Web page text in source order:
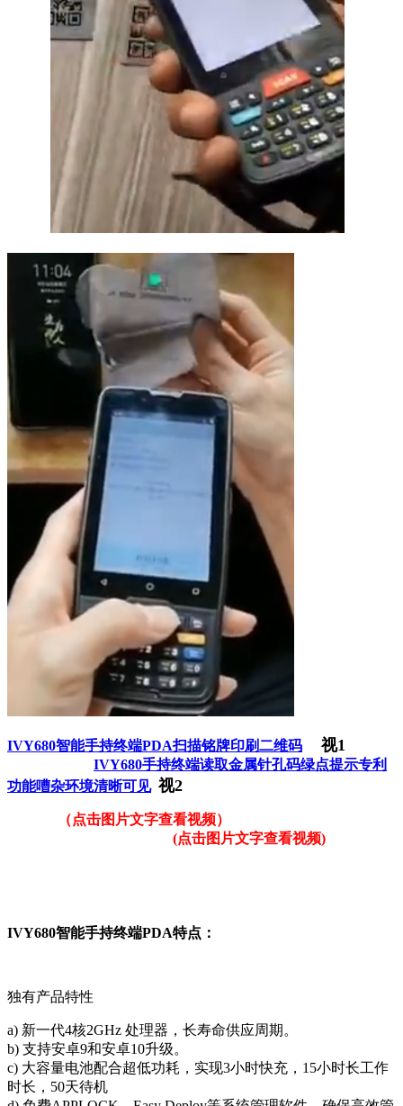
IVY680智能手持终端PDA扫描铭牌印刷二维码 视1
IVY680手持终端读取金属针孔码绿点提示专利
功能嘈杂环境清晰可见 视2
（点击图片文字查看视频）
(点击图片文字查看视频)
IVY680智能手持终端PDA特点：
独有产品特性
a) 新一代4核2GHz 处理器，长寿命供应周期。
b) 支持安卓9和安卓10升级。
c) 大容量电池配合超低功耗，实现3小时快充，15小时长工作
时长，50天待机